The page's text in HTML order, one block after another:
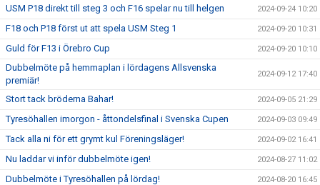
USM P18 direkt till steg 3 och F16 spelar nu till helgen 2024-09-24 10:20
F18 och P18 först ut att spela USM Steg 1 2024-09-20 10:31
Guld för F13 i Örebro Cup 2024-09-20 10:10
Dubbelmöte på hemmaplan i lördagens Allsvenska
premiär!
2024-09-12 17:40
Stort tack bröderna Bahar! 2024-09-05 21:29
Tyresöhallen imorgon - åttondelsfinal i Svenska Cupen 2024-09-03 09:49
Tack alla ni för ett grymt kul Föreningsläger! 2024-09-02 16:41
Nu laddar vi inför dubbelmöte igen! 2024-08-27 11:02
Dubbelmöte i Tyresöhallen på lördag! 2024-08-20 16:45